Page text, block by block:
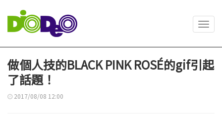
做個人技的BLACK PINK ROSÉ的gif引起
了話題！
2017/08/08 12:00